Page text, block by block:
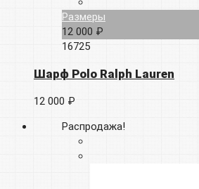
Размеры
12 000 ₽
16725
Шарф Polo Ralph Lauren
12 000 ₽
Распродажа!